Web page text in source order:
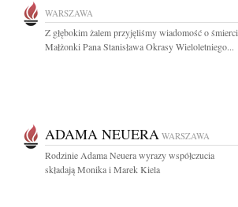
WARSZAWA
Z głębokim żalem przyjęliśmy wiadomość o śmierci
Małżonki Pana Stanisława Okrasy Wieloletniego...
ADAMA NEUERA WARSZAWA
Rodzinie Adama Neuera wyrazy współczucia
składają Monika i Marek Kiela